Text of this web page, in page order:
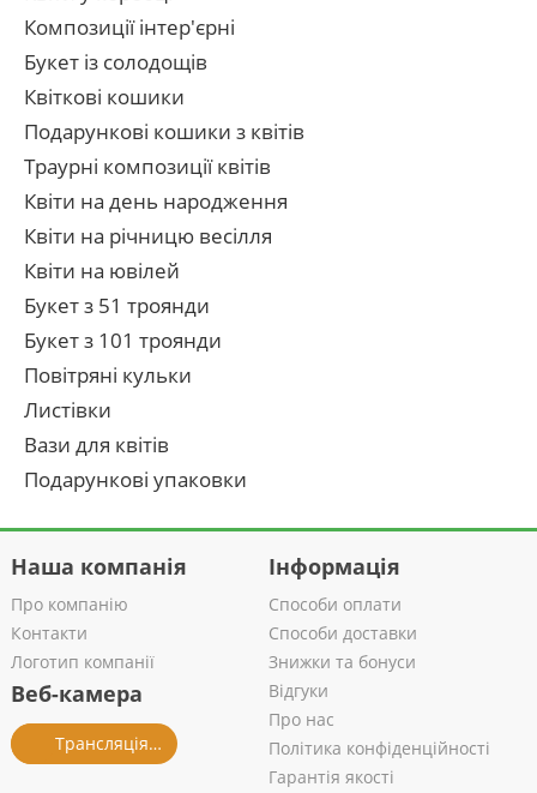
Композиції інтер'єрні
Букет із солодощів
Квіткові кошики
Подарункові кошики з квітів
Траурні композиції квітів
Квіти на день народження
Квіти на річницю весілля
Квіти на ювілей
Букет з 51 троянди
Букет з 101 троянди
Повітряні кульки
Листівки
Вази для квітів
Подарункові упаковки
Наша компанія
Про компанію
Контакти
Логотип компанії
Веб-камера
Трансляція із салону
Інформація
Способи оплати
Способи доставки
Знижки та бонуси
Відгуки
Про нас
Політика конфіденційності
Гарантія якості